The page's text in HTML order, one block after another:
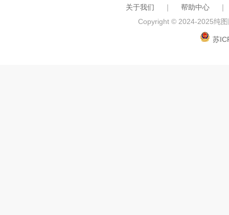
关于我们 ｜ 帮助中心
｜
Copyright © 2024-2025纯
苏